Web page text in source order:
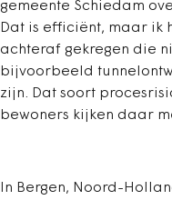
gemeente Schiedam
Dat is efficiënt, maar ik
achteraf gekregen die
bijvoorbeeld
zijn. Dat soort
bewoners kijken daar
In Bergen, Noord-